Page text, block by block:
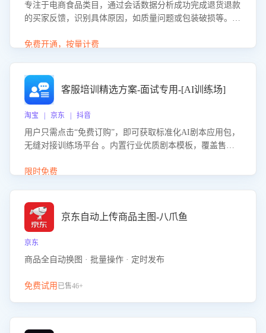
专注于电商食品类目，通过会话数据分析成功完成退货退款
的买家反馈，识别具体原因，如质量问题或包装破损等。结
商家降低退款率，提升售后效率。
免费开通，按量计费
客服培训精选方案-面试专用-[AI训练场]
淘宝 | 京东 | 抖音
用户只需点击“免费订购”，即可获取标准化AI剧本应用包，
无缝对接训练场平台 。内置行业优质剧本模板，覆盖售前
初始化时间，助力企业快速启动智能客服训练
限时免费
京东自动上传商品主图-八爪鱼
京东
商品全自动换图 · 批量操作 · 定时发布
免费试用 已售46+